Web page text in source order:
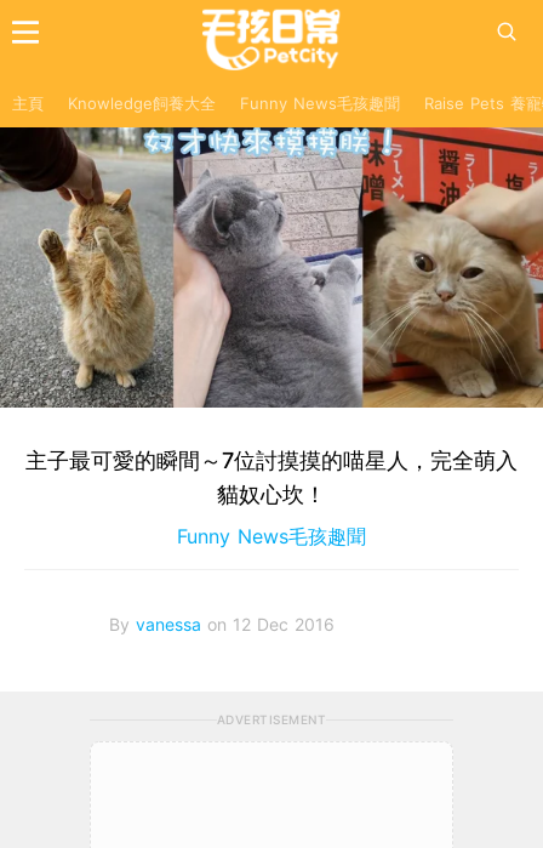
主頁 Knowledge飼養大全 Funny News毛孩趣聞 Raise Pets 養
主子最可愛的瞬間～7位討摸摸的喵星人，完全萌入
貓奴心坎！
Funny News毛孩趣聞
By vanessa on 12 Dec 2016
ADVERTISEMENT